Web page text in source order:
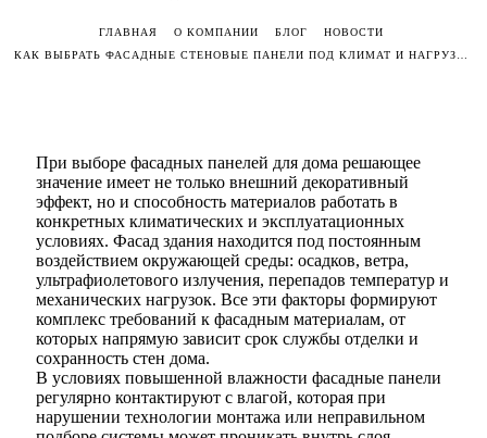
ГЛАВНАЯ О КОМПАНИИ БЛОГ
НОВОСТИ
При выборе фасадных панелей для дома решающее
значение имеет не только внешний декоративный
эффект, но и способность материалов работать в
конкретных климатических и эксплуатационных
условиях. Фасад здания находится под постоянным
воздействием окружающей среды: осадков, ветра,
ультрафиолетового излучения, перепадов температур и
механических нагрузок. Все эти факторы формируют
комплекс требований к фасадным материалам, от
которых напрямую зависит срок службы отделки и
сохранность стен дома.
В условиях повышенной влажности фасадные панели
регулярно контактируют с влагой, которая при
нарушении технологии монтажа или неправильном